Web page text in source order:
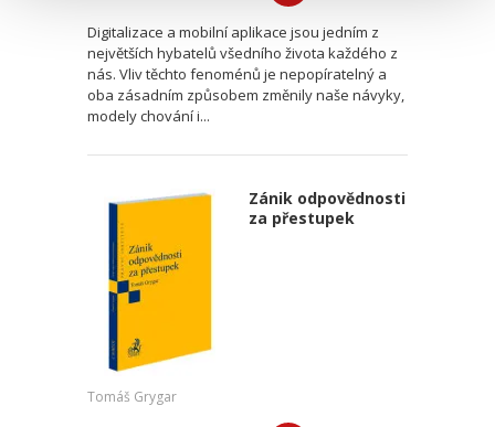
Digitalizace a mobilní aplikace jsou jedním z
největších hybatelů všedního života každého z
nás. Vliv těchto fenoménů je nepopíratelný a
oba zásadním způsobem změnily naše návyky,
modely chování i...
Zánik odpovědnosti
za přestupek
Tomáš Grygar